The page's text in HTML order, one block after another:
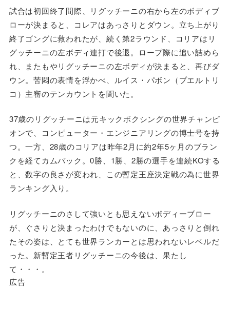
試合は初回終了間際、リグッチーニの右から左のボディブ
ローが決まると、コレアはあっさりとダウン。立ち上がり
終了ゴングに救われたが、続く第2ラウンド、コリアはリ
グッチーニの左ボディ連打で後退。ロープ際に追い詰めら
れ、またもやリグッチーニの左ボディが決まると、再びダ
ウン。苦悶の表情を浮かべ、ルイス・パボン（プエルトリ
コ）主審のテンカウントを聞いた。
37歳のリグッチーニは元キックボクシングの世界チャンピ
オンで、コンピューター・エンジニアリングの博士号を持
つ。一方、28歳のコリアは昨年2月に約2年5ヶ月のブラン
クを経てカムバック。0勝、1勝、2勝の選手を連続KOする
と、数字の良さが変われ、この暫定王座決定戦の為に世界
ランキング入り。
リグッチーニのさして強いとも思えないボディーブロー
が、ぐさりと決まったわけでもないのに、あっさりと倒れ
たその姿は、とても世界ランカーとは思われないレベルだ
った。新暫定王者リグッチーニの今後は、果たし
て・・・。
広告